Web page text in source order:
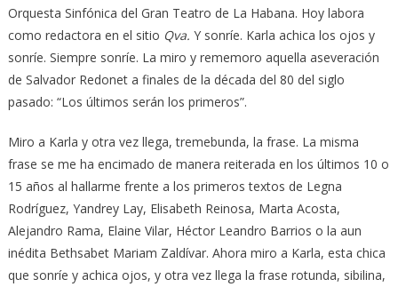
Orquesta Sinfónica del Gran Teatro de La Habana. Hoy labora
como redactora en el sitio Qva. Y sonríe. Karla achica los ojos y
sonríe. Siempre sonríe. La miro y rememoro aquella aseveración
de Salvador Redonet a finales de la década del 80 del siglo
pasado: “Los últimos serán los primeros”.
Miro a Karla y otra vez llega, tremebunda, la frase. La misma
frase se me ha encimado de manera reiterada en los últimos 10 o
15 años al hallarme frente a los primeros textos de Legna
Rodríguez, Yandrey Lay, Elisabeth Reinosa, Marta Acosta,
Alejandro Rama, Elaine Vilar, Héctor Leandro Barrios o la aun
inédita Bethsabet Mariam Zaldívar. Ahora miro a Karla, esta chica
que sonríe y achica ojos, y otra vez llega la frase rotunda, sibilina,